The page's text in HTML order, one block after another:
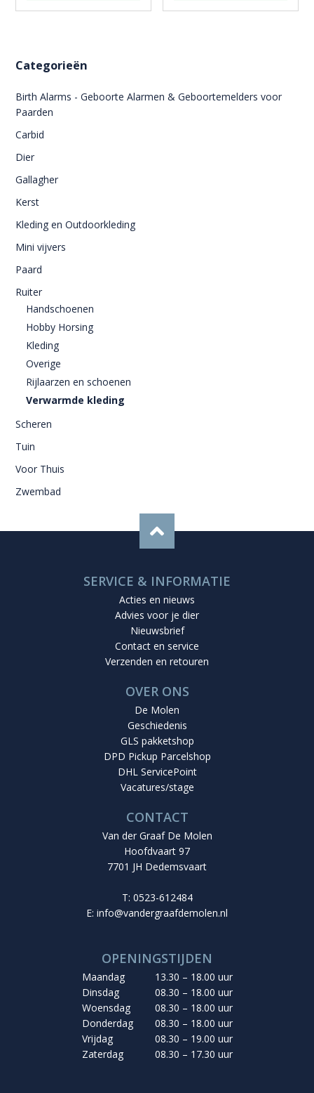
Categorieën
Birth Alarms - Geboorte Alarmen & Geboortemelders voor
Paarden
Carbid
Dier
Gallagher
Kerst
Kleding en Outdoorkleding
Mini vijvers
Paard
Ruiter
Handschoenen
Hobby Horsing
Kleding
Overige
Rijlaarzen en schoenen
Verwarmde kleding
Scheren
Tuin
Voor Thuis
Zwembad
SERVICE & INFORMATIE
Acties en nieuws
Advies voor je dier
Nieuwsbrief
Contact en service
Verzenden en retouren
OVER ONS
De Molen
Geschiedenis
GLS pakketshop
DPD Pickup Parcelshop
DHL ServicePoint
Vacatures/stage
CONTACT
Van der Graaf De Molen
Hoofdvaart 97
7701 JH Dedemsvaart
T: 0523-612484
E: info@vandergraafdemolen.nl
OPENINGSTIJDEN
Maandag
13.30 – 18.00 uur
Dinsdag
08.30 – 18.00 uur
Woensdag
08.30 – 18.00 uur
Donderdag
08.30 – 18.00 uur
Vrijdag
08.30 – 19.00 uur
Zaterdag
08.30 – 17.30 uur